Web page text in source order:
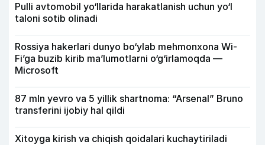
Pulli avtomobil yo‘llarida harakatlanish uchun yo‘l
taloni sotib olinadi
Rossiya hakerlari dunyo bo‘ylab mehmonxona Wi-
Fi’ga buzib kirib ma’lumotlarni o‘g‘irlamoqda —
Microsoft
87 mln yevro va 5 yillik shartnoma: “Arsenal” Bruno
transferini ijobiy hal qildi
Xitoyga kirish va chiqish qoidalari kuchaytiriladi